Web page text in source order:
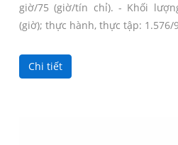
giờ/75 (giờ/tín chỉ). - Khối
(giờ); thực hành, thực tập: 1.576/
Chi tiết